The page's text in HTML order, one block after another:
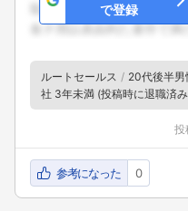
で登録
ルートセールス 20代後半男
社 3年未満 (投稿時に退職済
投
参考になった 0